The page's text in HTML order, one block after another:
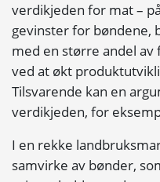
verdikjeden for mat –
gevinster for bøndene,
med en større andel
ved at økt
Tilsvarende kan en
verdikjeden, for
I en rekke
samvirke av bønder,